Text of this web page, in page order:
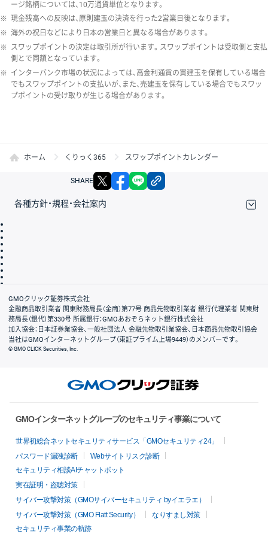
ージ銘柄については、10万通貨単位となります。
※ 現金残高への反映は、原則建玉の決済を行った2営業日後となります。
※ 海外の祝日などにより日本の営業日と異なる場合があります。
※ スワップポイントの決定は取引所が行います。スワップポイントは受取側と支払
側とで同額となっています。
※ インターバンク市場の状況によっては、高金利通貨の買建玉を保有している場合
でもスワップポイントの支払いが、また、売建玉を保有している場合でもスワッ
プポイントの受け取りが生じる場合があります。
ホーム くりっく365 スワップポイントカレンダー
SHARE X facebook
各種方針・規程・会社案内
会社案内
GMOクリック証券株式会社
金融商品取引業者 関東財務局長（金商）第77号 商品先物取引業者 銀行代理業者 関東財
務局長（銀代）第330号 所属銀行：GMOあおぞらネット銀行株式会社
加入協会：日本証券業協会、一般社団法人 金融先物取引業協会、日本商品先物取引協会
当社はGMOインターネットグループ（東証プライム上場9449）のメンバーです。
© GMO CLICK Securities, Inc.
GMOインターネットグループのセキュリティ事業について
世界初総合ネットセキュリティサービス「GMOセキュリティ24」
パスワード漏洩診断
Webサイトリスク診断
セキュリティ相談AIチャットボット
実在証明・盗聴対策
サイバー攻撃対策（GMOサイバーセキュリティ byイエラエ）
サイバー攻撃対策（GMO Flatt Security）
なりすまし対策
セキュリティ事業の軌跡